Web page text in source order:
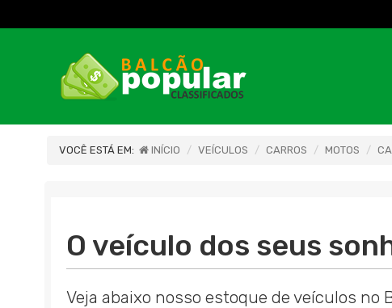
VOCÊ ESTÁ EM: INÍCIO VEÍCULOS CARROS MOTOS
O veículo dos seus
Veja abaixo nosso estoque de veículos no